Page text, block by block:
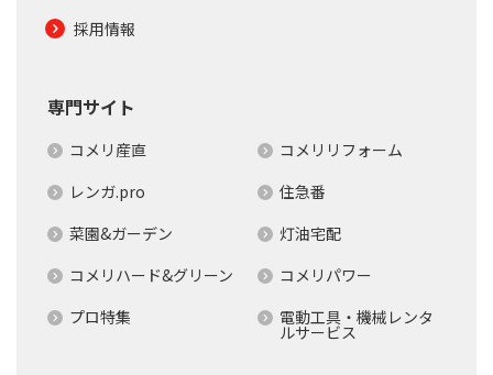
採用情報
専門サイト
コメリ産直
コメリリフォーム
レンガ.pro
住急番
菜園&ガーデン
灯油宅配
コメリハード&グリーン
コメリパワー
プロ特集
電動工具・機械レンタ
ルサービス